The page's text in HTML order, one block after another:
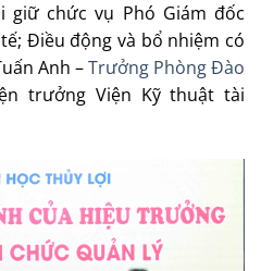
giữ chức vụ Phó Giám đốc
Điều động và bổ nhiệm có
Anh –Trưởng Phòng Đào
trưởng Viện Kỹ thuật tài